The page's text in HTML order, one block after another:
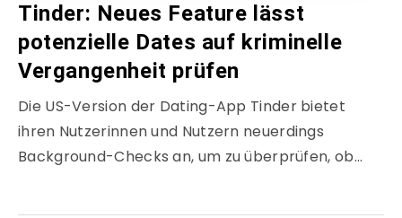
Tinder: Neues Feature lässt
potenzielle Dates auf kriminelle
Vergangenheit prüfen
Die US-Version der Dating-App Tinder bietet
ihren Nutzerinnen und Nutzern neuerdings
Background-Checks an, um zu überprüfen, ob…